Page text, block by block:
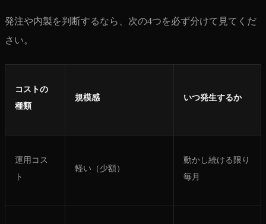
発注や内製を判断するなら、次の4つを必ず分けて見てくだ
さい。
コストの
種類
規模感 いつ発生するか
運用コス
ト
軽い（少額）
動かし続ける限り
毎月